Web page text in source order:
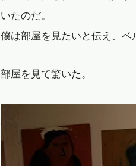
いたのだ。
僕は部屋を見たいと伝え、ベ
部屋を見て驚いた。